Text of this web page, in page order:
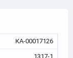
КА-00017126
1317-1